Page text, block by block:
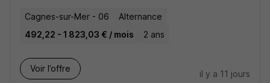
Cagnes-sur-Mer - 06
Alternance
492,22 - 1 823,03 € / mois
2 ans
Voir l’offre
il y a 11 jours